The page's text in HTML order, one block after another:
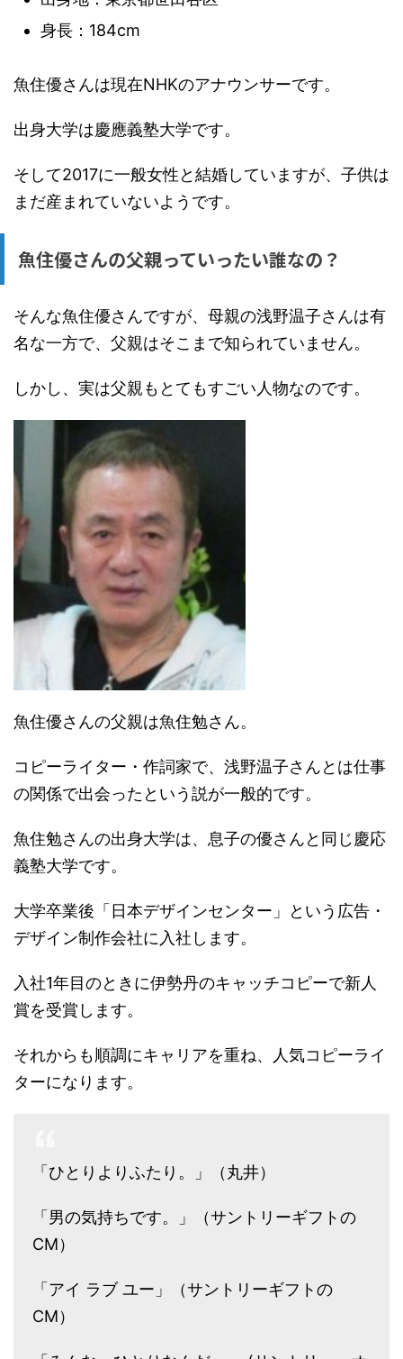
身長：184cm
魚住優さんは現在NHKのアナウンサーです。
出身大学は慶應義塾大学です。
そして2017に一般女性と結婚していますが、子供は
まだ産まれていないようです。
魚住優さんの父親っていったい誰なの？
そんな魚住優さんですが、母親の浅野温子さんは有
名な一方で、父親はそこまで知られていません。
しかし、実は父親もとてもすごい人物なのです。
魚住優さんの父親は魚住勉さん。
コピーライター・作詞家で、浅野温子さんとは仕事
の関係で出会ったという説が一般的です。
魚住勉さんの出身大学は、息子の優さんと同じ慶応
義塾大学です。
大学卒業後「日本デザインセンター」という広告・
デザイン制作会社に入社します。
入社1年目のときに伊勢丹のキャッチコピーで新人
賞を受賞します。
それからも順調にキャリアを重ね、人気コピーライ
ターになります。
「ひとりよりふたり。」（丸井）
「男の気持ちです。」（サントリーギフトの
CM）
「アイ ラブ ユー」（サントリーギフトの
CM）